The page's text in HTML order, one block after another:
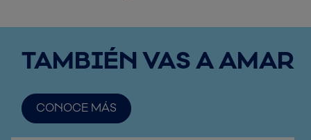
TAMBIÉN VAS A AMAR
CONOCE MÁS